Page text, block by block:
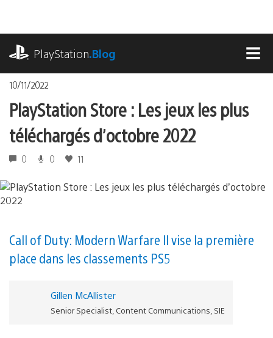
contenu
PlayStation.Blog
10/11/2022
PlayStation Store : Les jeux les plus
téléchargés d’octobre 2022
0 0 11
Call of Duty: Modern Warfare II vise la première
place dans les classements PS5
Gillen McAllister
Senior Specialist, Content Communications, SIE